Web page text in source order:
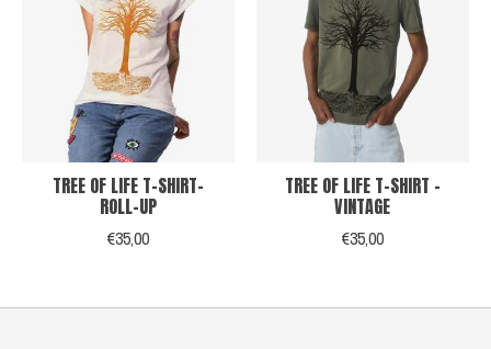
TREE OF LIFE T-SHIRT-
ROLL-UP
€35,00
TREE OF LIFE T-SHIRT -
VINTAGE
€35,00